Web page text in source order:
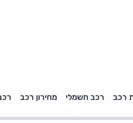
רכב רכב חשמלי מחירון רכב
ספורטאז' לונג
הנייר ועל